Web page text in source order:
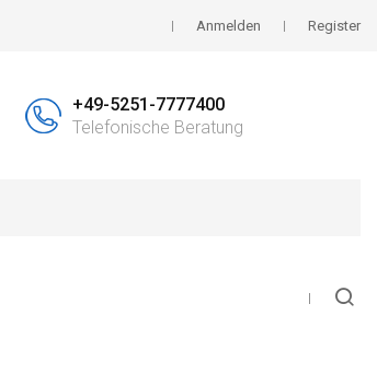
Anmelden Register
+49-5251-7777400
Telefonische Beratung